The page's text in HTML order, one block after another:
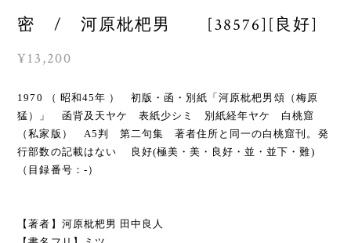
密 / 河原枇杷男 [38576][良好]
¥13,200
1970 （ 昭和45年 ） 初版・函・別紙「河原枇杷男頌（梅原
猛）」 函背及天ヤケ 表紙少シミ 別紙経年ヤケ 白桃窟
（私家版） A5判 第二句集 著者住所と同一の白桃窟刊。発
行部数の記載はない 良好(極美・美・良好・並・並下・難)
（目録番号：-）
【著者】河原枇杷男 田中良人